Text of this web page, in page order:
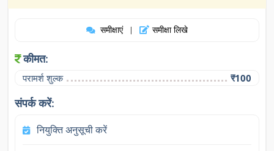
समीक्षाएं | समीक्षा लिखे
कीमत:
परामर्श शुल्क ₹100
संपर्क करें:
नियुक्ति अनुसूची करें